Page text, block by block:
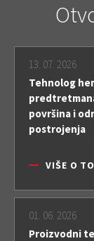
13. 07. 2026
Tehnolog
površina i
postrojenja
VIŠE O
01. 06. 2026
Proizvodni